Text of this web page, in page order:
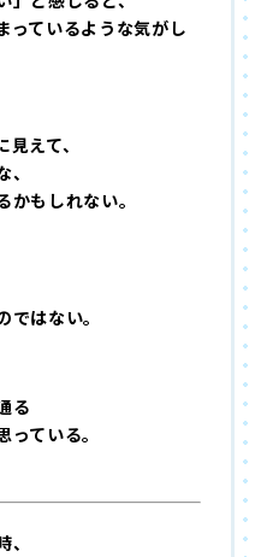
っているような気がし
えて、
もしれない。
はない。
る
っている。